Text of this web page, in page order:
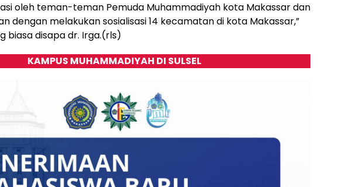
oleh teman-teman Pemuda Muhammadiyah kota Makassar dan
dengan melakukan sosialisasi 14 kecamatan di kota Makassar,”
biasa disapa dr. Irga.(rls)
KAMPUS MUHAMMADIYAH DI SULSEL